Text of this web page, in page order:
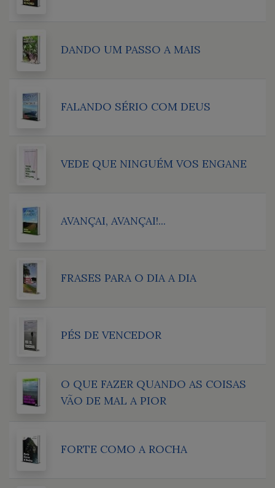
DANDO UM PASSO A MAIS
FALANDO SÉRIO COM DEUS
VEDE QUE NINGUÉM VOS ENGANE
AVANÇAI, AVANÇAI!...
FRASES PARA O DIA A DIA
PÉS DE VENCEDOR
O QUE FAZER QUANDO AS COISAS
VÃO DE MAL A PIOR
FORTE COMO A ROCHA